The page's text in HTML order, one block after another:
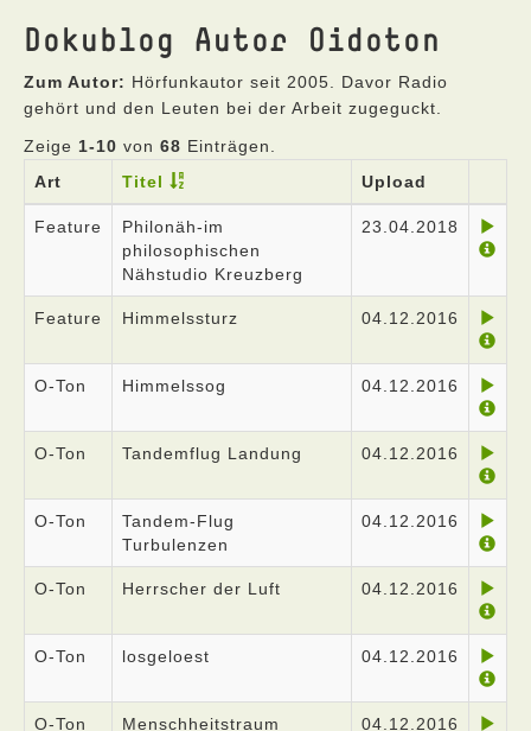
Dokublog Autor Oidoton
Zum Autor: Hörfunkautor seit 2005. Davor Radio
gehört und den Leuten bei der Arbeit zugeguckt.
Zeige 1-10 von 68 Einträgen.
Art
Titel Upload
Feature
Philonäh-im
philosophischen
Nähstudio Kreuzberg
23.04.2018
Feature Himmelssturz 04.12.2016
O-Ton Himmelssog 04.12.2016
O-Ton Tandemflug Landung 04.12.2016
O-Ton
Tandem-Flug
Turbulenzen
04.12.2016
O-Ton Herrscher der Luft 04.12.2016
O-Ton losgeloest 04.12.2016
O-Ton Menschheitstraum 04.12.2016